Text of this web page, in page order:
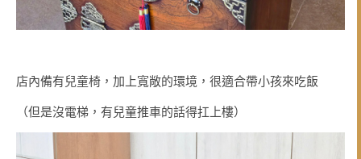
店內備有兒童椅，加上寬敞的環境，很適合帶小孩來吃飯
（但是沒電梯，有兒童推車的話得扛上樓）